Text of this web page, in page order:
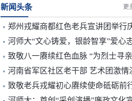
新闻头条 更
郑州戎耀商都红色老兵宣讲团举行庆祝中国人民解放军建军99周年暨纪念红军长征胜利90周年座
河师大“文心铸爱，银龄智享”爱心志愿服务团暑期敬老实践活动以文心守护银龄 以陪伴温暖
致敬八一赓续红色血脉 “为烈士寻亲·请英雄回家”主题活动在郑启
河南省军区社区老干部 艺术团激情演唱《忠诚
致敬老兵戎耀初心赓续使命砥砺前行 郑州金水区举办八一慰问及爱心人士